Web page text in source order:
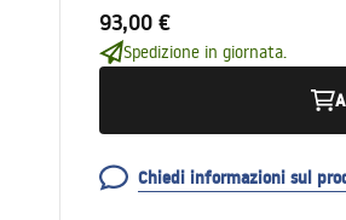
93,00 €
Spedizione in giornata.
Chiedi informazioni sul